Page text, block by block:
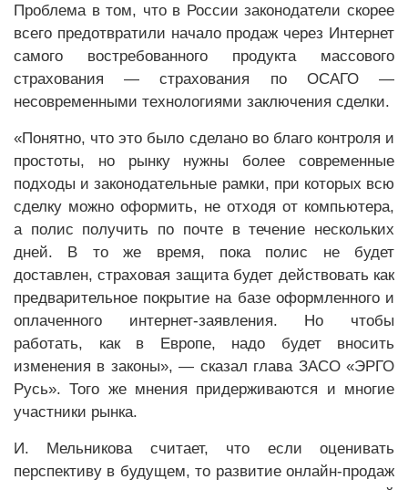
Проблема в том, что в России законодатели скорее
всего предотвратили начало продаж через Интернет
самого востребованного продукта массового
страхования — страхования по ОСАГО —
несовременными технологиями заключения сделки.
«Понятно, что это было сделано во благо контроля и
простоты, но рынку нужны более современные
подходы и законодательные рамки, при которых всю
сделку можно оформить, не отходя от компьютера,
а полис получить по почте в течение нескольких
дней. В то же время, пока полис не будет
доставлен, страховая защита будет действовать как
предварительное покрытие на базе оформленного и
оплаченного интернет-заявления. Но чтобы
работать, как в Европе, надо будет вносить
изменения в законы», — сказал глава ЗАСО «ЭРГО
Русь». Того же мнения придерживаются и многие
участники рынка.
И. Мельникова считает, что если оценивать
перспективу в будущем, то развитие онлайн-продаж